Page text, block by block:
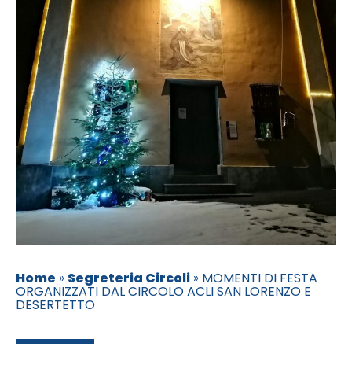
Home » Segreteria Circoli » MOMENTI DI FESTA
ORGANIZZATI DAL CIRCOLO ACLI SAN LORENZO E
DESERTETTO